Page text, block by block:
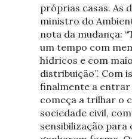
próprias casas. As
ministro do
nota da mudança:
um tempo com
hídricos e com
distribuição”. Com
finalmente a entrar
começa a trilhar o
sociedade civil,
sensibilização para